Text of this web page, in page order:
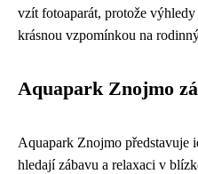
vzít fotoaparát, protože
krásnou vzpomínkou na
Aquapark Znojmo
Aquapark Znojmo představuje
hledají zábavu a relaxaci v